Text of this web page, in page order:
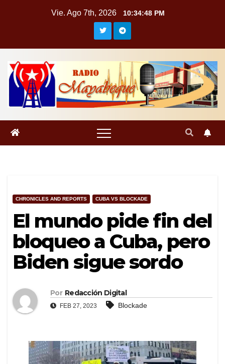
Vie. Ago 7th, 2026 10:34:48 PM
CHRONICLES AND REPORTS CUBA VS BLOCKADE
El mundo pide fin del
bloqueo a Cuba, pero
Biden sigue sordo
Por Redacción Digital
FEB 27, 2023 Blockade